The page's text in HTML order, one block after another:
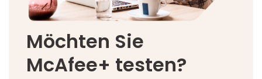
Möchten Sie
McAfee+ testen?